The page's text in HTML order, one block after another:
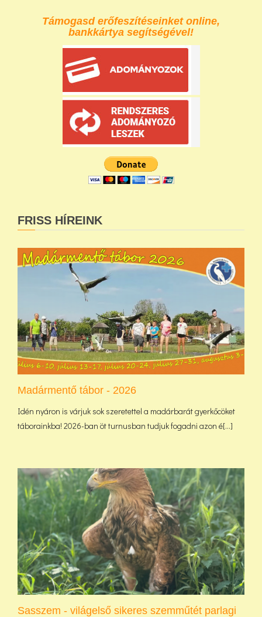
Támogasd erőfeszítéseinket online,
bankkártya segítségével!
FRISS HÍREINK
Madármentő tábor - 2026
Idén nyáron is várjuk sok szeretettel a madárbarát gyerkőcöket
táborainkba! 2026-ban öt turnusban tudjuk fogadni azon é[...]
Sasszem - világelső sikeres szemműtét parlagi